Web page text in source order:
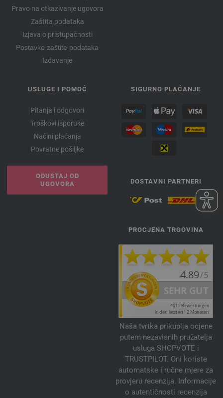
Pravo na otkazivanje ugovora
Zaštita podataka
Izjava o pristupačnosti
Postavke zaštite podataka
Izdavanje
USLUGE I POMOĆ
Pitanja i odgovori
Troškovi isporuke
Načini plaćanja
Povratne pošiljke
ODUSTAJ OD
UGOVORA
SIGURNO PLAĆANJE
DOSTAVNI PARTNERI
PROCJENA TRGOVINA
Naša tvrtka prikuplja ocjene
putem nezavisnih pružatelja
usluga SHOPVOTE i
TRUSTPILOT. Oni koriste
automatske i ručne mjere za
provjeru recenzija. Informacije
o autentičnosti recenzija